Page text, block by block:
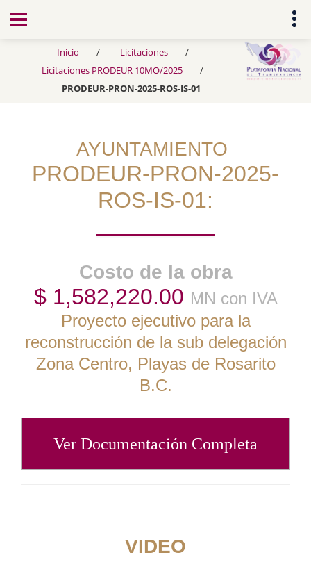
Transparencia
Inicio
Licitaciones
Licitaciones PRODEUR 10MO/2025
PRODEUR-PRON-2025-ROS-IS-01
AYUNTAMIENTO
PRODEUR-PRON-2025-
ROS-IS-01:
Costo de la obra
$ 1,582,220.00 MN con IVA
Proyecto ejecutivo para la
reconstrucción de la sub delegación
Zona Centro, Playas de Rosarito
B.C.
Ver Documentación Completa
VIDEO